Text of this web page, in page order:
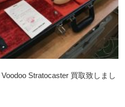
Stratocaster 買取致しまし